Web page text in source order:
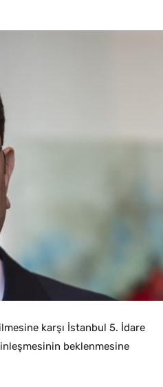
karşı İstanbul 5. İdare
beklenmesine